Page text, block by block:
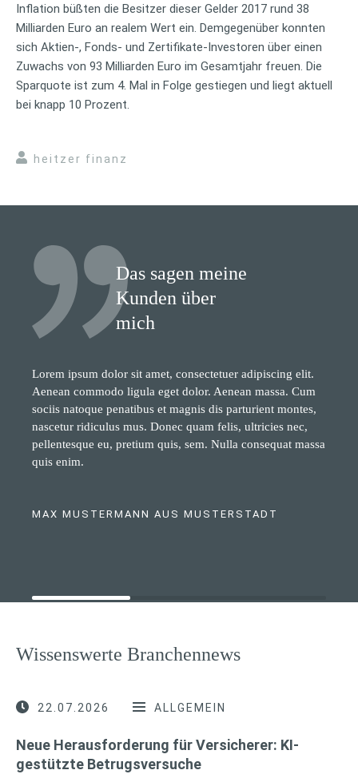
Inflation büßten die Besitzer dieser Gelder 2017 rund 38
Milliarden Euro an realem Wert ein. Demgegenüber konnten
sich Aktien-, Fonds- und Zertifikate-Investoren über einen
Zuwachs von 93 Milliarden Euro im Gesamtjahr freuen. Die
Sparquote ist zum 4. Mal in Folge gestiegen und liegt aktuell
bei knapp 10 Prozent.
heitzer finanz
Das sagen meine
Kunden über
mich
Lorem ipsum dolor sit amet, consectetuer adipiscing elit.
Aenean commodo ligula eget dolor. Aenean massa. Cum
sociis natoque penatibus et magnis dis parturient montes,
nascetur ridiculus mus. Donec quam felis, ultricies nec,
pellentesque eu, pretium quis, sem. Nulla consequat massa
quis enim.
MAX MUSTERMANN AUS MUSTERSTADT
Wissenswerte Branchennews
22.07.2026 ALLGEMEIN
Neue Herausforderung für Versicherer: KI-
gestützte Betrugsversuche